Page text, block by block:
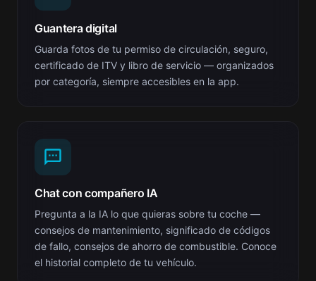
Guantera digital
Guarda fotos de tu permiso de circulación, seguro,
certificado de ITV y libro de servicio — organizados
por categoría, siempre accesibles en la app.
Chat con compañero IA
Pregunta a la IA lo que quieras sobre tu coche —
consejos de mantenimiento, significado de códigos
de fallo, consejos de ahorro de combustible. Conoce
el historial completo de tu vehículo.